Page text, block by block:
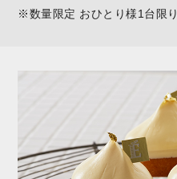
※数量限定 おひとり様1台限り